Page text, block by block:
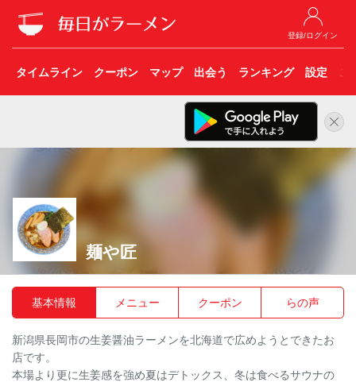
登録/ログイン
タイムライン クーポン マップ 出会う ランキング 設定 こ
麺や匠
基本情報 メニュー クーポン らの声
新潟県長岡市の生姜醤油ラーメンを北海道で広めようとできたお
店です。
本場より更に生姜感を強め夏はデトックス、冬は食べるサウナの